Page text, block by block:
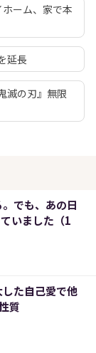
ーム、家で本
延長
滅の刃』無限
でも、あの日
いました（1
た自己愛で他
質